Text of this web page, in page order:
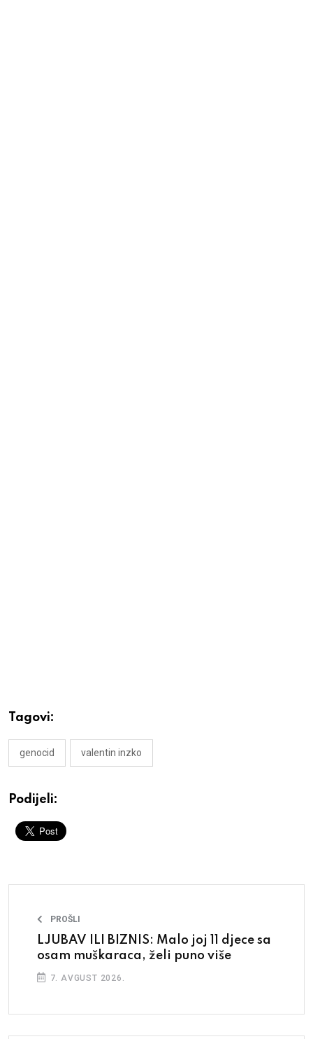
Tagovi:
genocid valentin inzko
Podijeli:
PROŠLI
LJUBAV ILI BIZNIS: Malo joj 11 djece sa
osam muškaraca, želi puno više
7. AVGUST 2026.